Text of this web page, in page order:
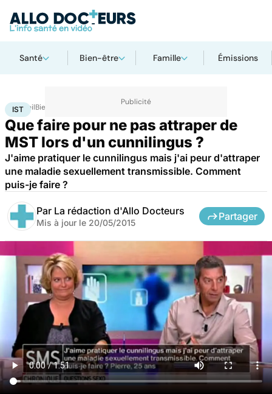
Santé Bien-être Famille Émissions
AccueilBien-être
IST
Que faire pour ne pas attraper de
MST lors d'un cunnilingus ?
J'aime pratiquer le cunnilingus mais j'ai peur d'attraper
une maladie sexuellement transmissible. Comment
puis-je faire ?
Par La rédaction d'Allo Docteurs
Mis à jour le 20/05/2015
Partager